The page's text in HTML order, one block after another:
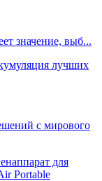
значение, выб...
лучших
с мирового
для
Portable